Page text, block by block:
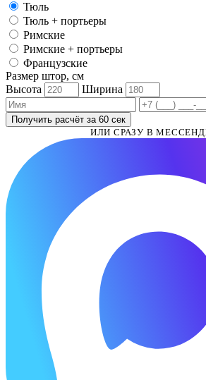
Тюль
Тюль + портьеры
Римские
Римские + портьеры
Французские
Размер штор, см
Высота
Ширина
Получить расчёт за 60 сек
ИЛИ СРАЗУ В